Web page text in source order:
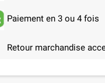
Paiement en 3 ou 4 fois
Retour marchandise